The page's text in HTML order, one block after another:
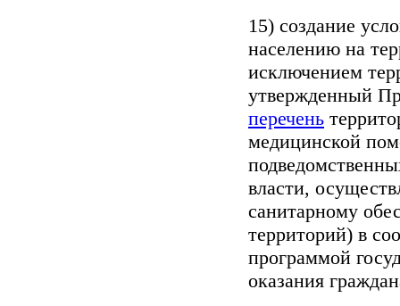
15) создание
населению на
исключением
утвержденный
перечень
медицинской
власти,
санитарному
территорий) в
программой
оказания